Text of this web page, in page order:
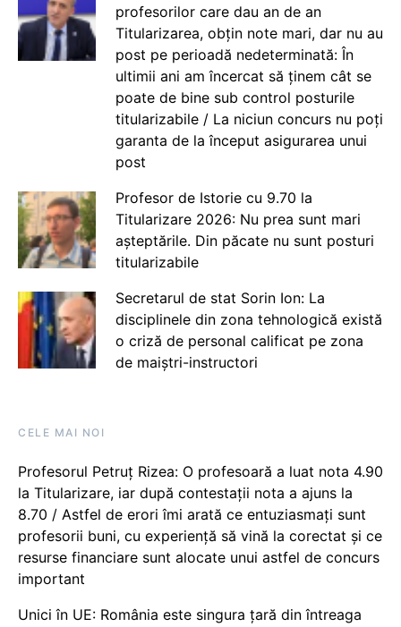
profesorilor care dau an de an
Titularizarea, obțin note mari, dar nu au
post pe perioadă nedeterminată: În
ultimii ani am încercat să ținem cât se
poate de bine sub control posturile
titularizabile / La niciun concurs nu poți
garanta de la început asigurarea unui
post
Profesor de Istorie cu 9.70 la
Titularizare 2026: Nu prea sunt mari
așteptările. Din păcate nu sunt posturi
titularizabile
Secretarul de stat Sorin Ion: La
disciplinele din zona tehnologică există
o criză de personal calificat pe zona
de maiștri-instructori
CELE MAI NOI
Profesorul Petruț Rizea: O profesoară a luat nota 4.90
la Titularizare, iar după contestații nota a ajuns la
8.70 / Astfel de erori îmi arată ce entuziasmați sunt
profesorii buni, cu experiență să vină la corectat și ce
resurse financiare sunt alocate unui astfel de concurs
important
Unici în UE: România este singura țară din întreaga